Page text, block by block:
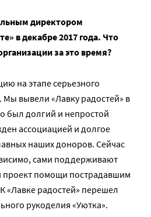
директором
в декабре 2017 года. Что
за это время?
на этапе серьезного
Мы вывели «Лавку радостей» в
был долгий и непростой
ассоциацией и долгое
наших доноров. Сейчас
сами поддерживают
помощи пострадавшим
«Лавке радостей» перешел
рукоделия «Уютка».